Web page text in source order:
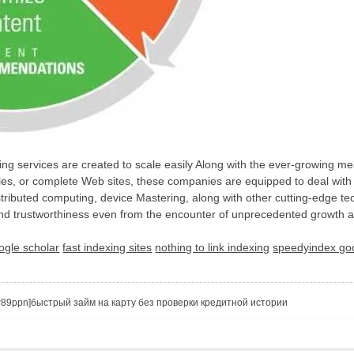
services are created to scale easily Along with the ever-growing
or complete Web sites, these companies are equipped to deal
computing, device Mastering, along with other cutting-edge
trustworthiness even from the encounter of unprecedented growth
scholar fast indexing sites nothing to link indexing speedyindex
займ на карту без проверки кредитной истории